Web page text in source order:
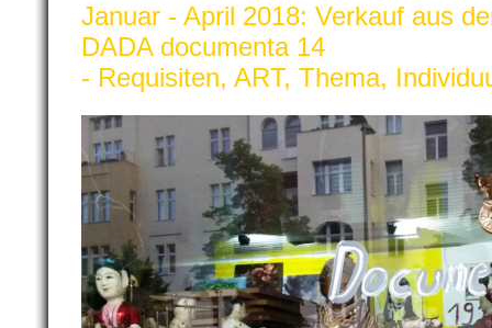
Januar - April 2018: Verkauf aus
DADA documenta 14
- Requisiten, ART, Thema,